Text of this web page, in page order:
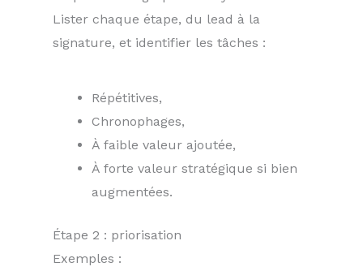
Lister chaque étape, du lead à la
signature, et identifier les tâches :
Répétitives,
Chronophages,
À faible valeur ajoutée,
À forte valeur stratégique si bien
augmentées.
Étape 2 : priorisation
Exemples :